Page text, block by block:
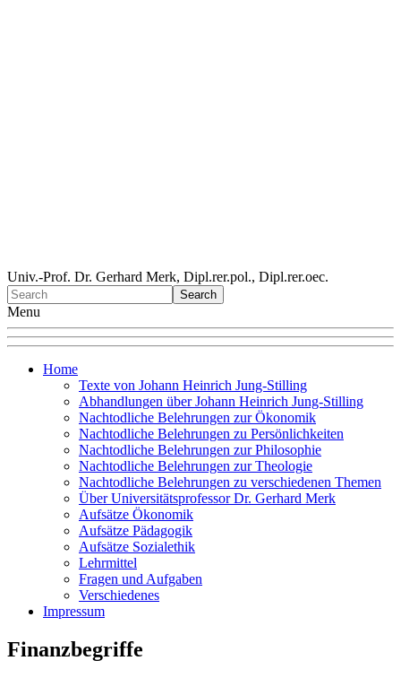
Univ.-Prof. Dr. Gerhard Merk, Dipl.rer.pol., Dipl.rer.oec.
Menu
Home
Texte von Johann Heinrich Jung-Stilling
Abhandlungen über Johann Heinrich Jung-Stilling
Nachtodliche Belehrungen zur Ökonomik
Nachtodliche Belehrungen zu Persönlichkeiten
Nachtodliche Belehrungen zur Philosophie
Nachtodliche Belehrungen zur Theologie
Nachtodliche Belehrungen zu verschiedenen Themen
Über Universitätsprofessor Dr. Gerhard Merk
Aufsätze Ökonomik
Aufsätze Pädagogik
Aufsätze Sozialethik
Lehrmittel
Fragen und Aufgaben
Verschiedenes
Impressum
Finanzbegriffe